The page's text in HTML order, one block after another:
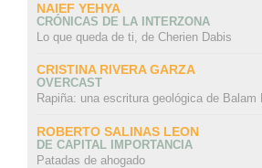
NAIEF YEHYA
CRÓNICAS DE LA INTERZONA
Lo que queda de ti, de Cherien Dabis
CRISTINA RIVERA GARZA
OVERCAST
Rapiña: una escritura geológica de Balam
ROBERTO SALINAS LEON
DE CAPITAL IMPORTANCIA
Patadas de ahogado